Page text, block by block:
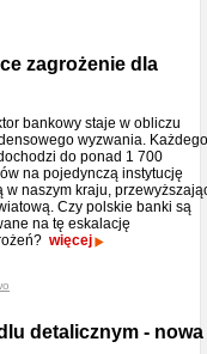
zagrożenie dla
bankowy staje w obliczu
wyzwania. Każdego
do ponad 1 700
na pojedynczą instytucję
w naszym kraju,
Czy polskie banki są
na tę eskalację
więcej
detalicznym - nowa